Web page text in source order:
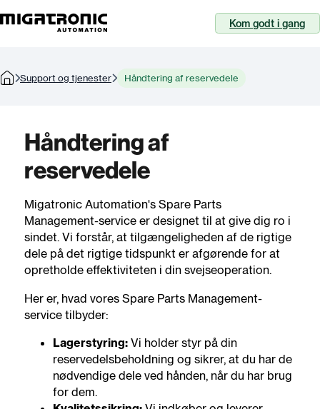
Kom godt i gang
Support og tjenester Håndtering af reservedele
Håndtering af
reservedele
Migatronic Automation's Spare Parts
Management-service er designet til at give dig ro i
sindet. Vi forstår, at tilgængeligheden af de rigtige
dele på det rigtige tidspunkt er afgørende for at
opretholde effektiviteten i din svejseoperation.
Her er, hvad vores Spare Parts Management-
service tilbyder:
Lagerstyring:Vi holder styr på din
reservedelsbeholdning og sikrer, at du har de
nødvendige dele ved hånden, når du har brug
for dem.